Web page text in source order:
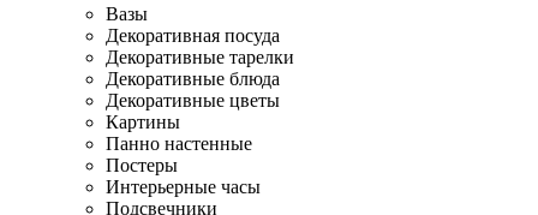
Вазы
Декоративная посуда
Декоративные тарелки
Декоративные блюда
Декоративные цветы
Картины
Панно настенные
Постеры
Интерьерные часы
Подсвечники